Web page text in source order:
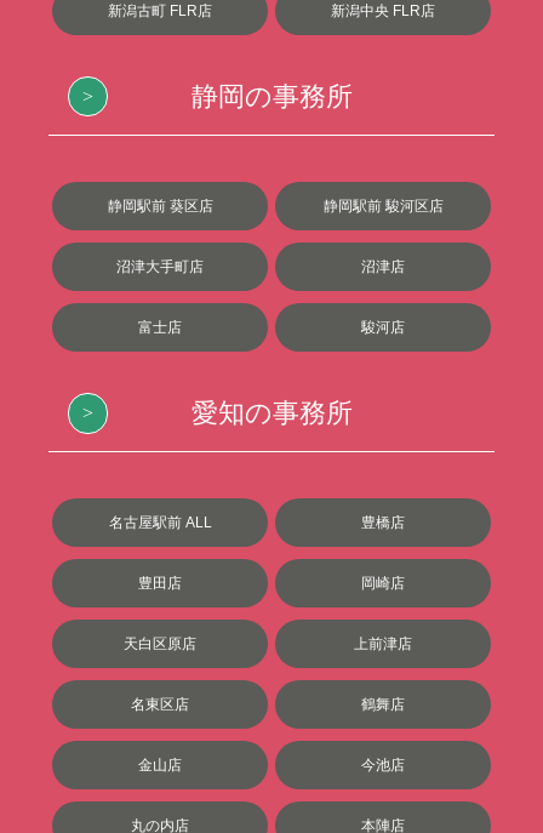
新潟古町 FLR店 新潟中央 FLR店
静岡の事務所
静岡駅前 葵区店 静岡駅前 駿河区店
沼津大手町店 沼津店
富士店 駿河店
愛知の事務所
名古屋駅前 ALL 豊橋店
豊田店 岡崎店
天白区原店 上前津店
名東区店 鶴舞店
金山店 今池店
丸の内店 本陣店